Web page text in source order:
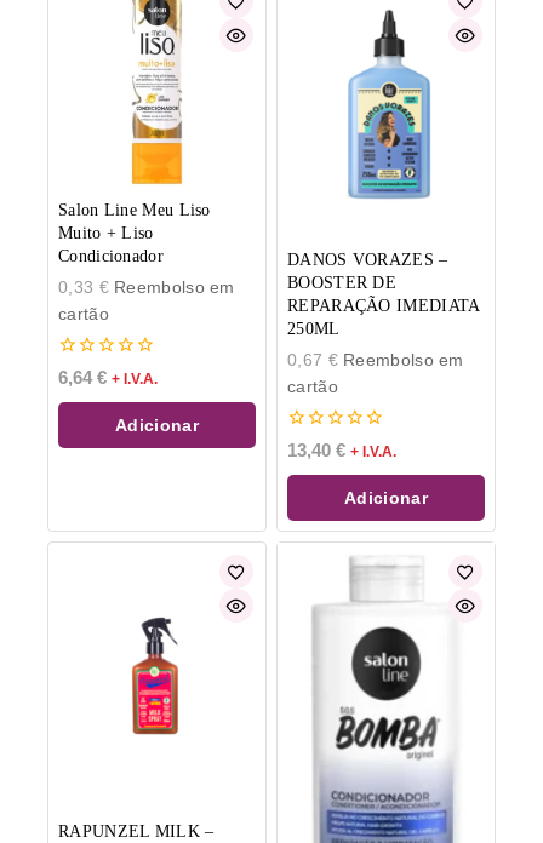
Salon Line Meu Liso
Muito + Liso
Condicionador
0,33 €Reembolso em
cartão
0
de
5
6,64€ + I.V.A.
Adicionar
DANOS VORAZES –
BOOSTER DE
REPARAÇÃO IMEDIATA
250ML
0,67 €Reembolso em
cartão
0
de
5
13,40 € + I.V.A.
Adicionar
RAPUNZEL MILK –